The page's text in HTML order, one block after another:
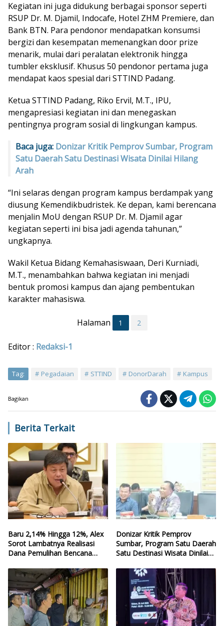
Kegiatan ini juga didukung berbagai sponsor seperti
RSUP Dr. M. Djamil, Indocafe, Hotel ZHM Premiere, dan
Bank BTN. Para pendonor mendapatkan konsumsi
bergizi dan kesempatan memenangkan door prize
menarik, mulai dari peralatan elektronik hingga
tumbler eksklusif. Khusus 50 pendonor pertama juga
mendapat kaos spesial dari STTIND Padang.
Ketua STTIND Padang, Riko Ervil, M.T., IPU,
mengapresiasi kegiatan ini dan menegaskan
pentingnya program sosial di lingkungan kampus.
Baca juga: Donizar Kritik Pemprov Sumbar, Program
Satu Daerah Satu Destinasi Wisata Dinilai Hilang
Arah
“Ini selaras dengan program kampus berdampak yang
diusung Kemendikbudristek. Ke depan, kami berencana
menjalin MoU dengan RSUP Dr. M. Djamil agar
kegiatan seperti ini bisa jadi agenda tahunan,”
ungkapnya.
Wakil Ketua Bidang Kemahasiswaan, Deri Kurniadi,
M.T., menambahkan bahwa kegiatan ini menjadi
bentuk promosi kampus dan ajang pembentukan
karakter mahasiswa.
Halaman 1 2
Editor : Redaksi-1
Tag: Pegadaian STTIND DonorDarah Kampus
Bagikan
Berita Terkait
Baru 2,14% Hingga 12%, Alex
Sorot Lambatnya Realisasi
Dana Pemulihan Bencana
Donizar Kritik Pemprov
Sumbar, Program Satu Daerah
Satu Destinasi Wisata Dinilai